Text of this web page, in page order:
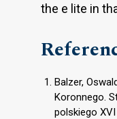
the e lite in
Balzer,
Koronnego.
polskiego